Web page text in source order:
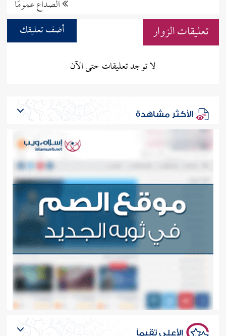
الصداع عمومًا
تعليقات الزوار
أضف تعليقك
لا توجد تعليقات حتى الآن
الأكثر مشاهدة
الأعلى تقيماً